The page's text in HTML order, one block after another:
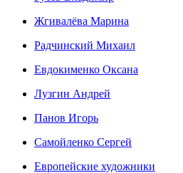
Жгивалёва Марина
Радчинский Михаил
Евдокименко Оксана
Лузгин Андрей
Панов Игорь
Сaмoйленко Сергей
Европейские художники